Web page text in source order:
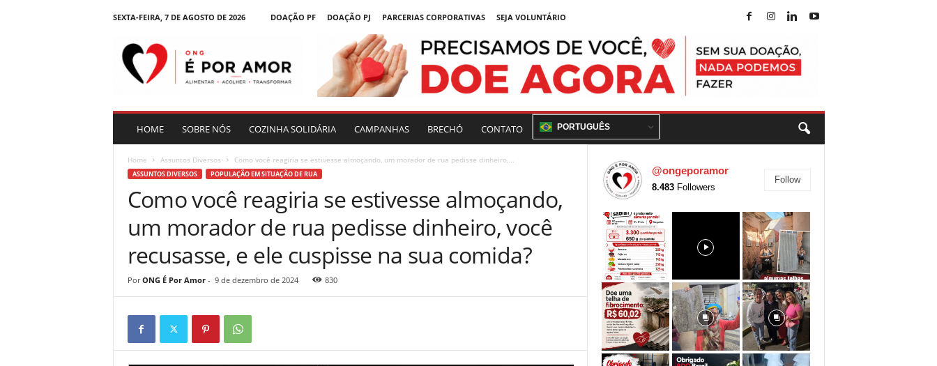
SEXTA-FEIRA, 7 DE AGOSTO DE 2026 DOAÇÃO PF DOAÇÃO PJ PARCERIAS CORPORATIVAS
SEJA VOLUNTÁRIO
HOME SOBRE NÓS COZINHA SOLIDÁRIA CAMPANHAS BRECHÓ CONTATO PORTUGUÊS
Home Assuntos Diversos Como você reagiria se estivesse almoçando, um morador de rua pedisse dinheiro,...
ASSUNTOS DIVERSOS POPULAÇÃO EM SITUAÇÃO DE RUA
Como você reagiria se estivesse almoçando,
um morador de rua pedisse dinheiro, você
recusasse, e ele cuspisse na sua comida?
Por ONG É Por Amor- 9 de dezembro de 2024 830
@ongeporamor
8.483Followers
Follow